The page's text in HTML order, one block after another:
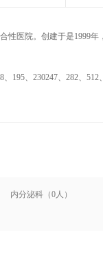
内分泌科（0人）